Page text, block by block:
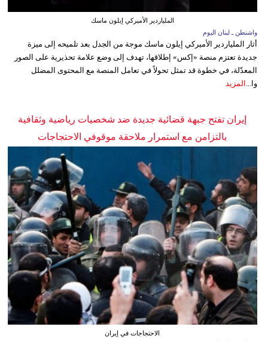
الملياردير الأميركي إيلون ماسك
واشنطن ـ لبنان اليوم
أثار الملياردير الأميركي إيلون ماسك موجة من الجدل بعد تلميحه إلى ميزة
جديدة تعتزم منصة «إكس» إطلاقها، تهدف إلى وضع علامة تحذيرية على الصور
المعدّلة، في خطوة قد تمثل تحولاً في تعامل المنصة مع المحتوى المضلل
وا...
المزيد
إيران تفتح جبهة قضائية جديدة ضد شخصيات رياضية وثقافية
بالتزامن مع استمرار ملاحقة موقوفي الاحتجاجات
الاحتجاجات في إيران